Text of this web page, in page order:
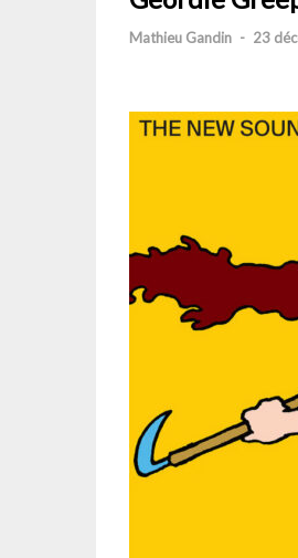
Mathieu Gandin - 23